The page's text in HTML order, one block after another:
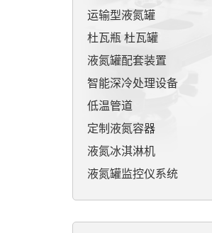
运输型液氮罐
杜瓦瓶 杜瓦罐
液氮罐配套装置
智能深冷处理设备
低温管道
定制液氮容器
液氮冰淇淋机
液氮罐监控仪系统